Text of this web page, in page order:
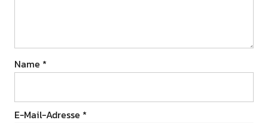
Name *
E-Mail-Adresse *